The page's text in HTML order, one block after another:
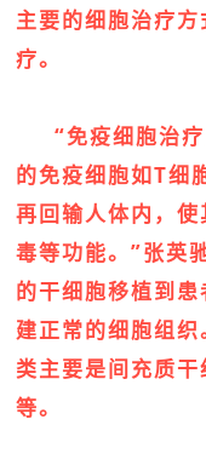
主要的细胞治疗
疗。
“免疫细胞治
的免疫细胞如T细
再回输人体内，
毒等功能。”张英
的干细胞移植到
建正常的细胞组
类主要是间充质
等。